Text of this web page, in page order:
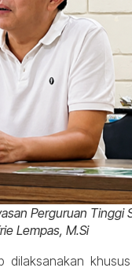
Perguruan Tinggi
Lempas, M.Si
dilaksanakan